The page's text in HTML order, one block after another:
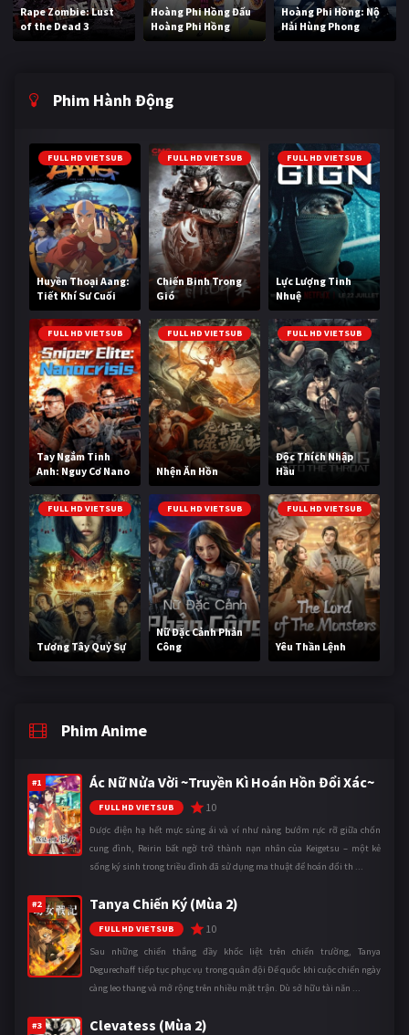
Rape Zombie: Lust
of the Dead 3
Hoàng Phi Hồng Đấu
Hoàng Phi Hồng
Hoàng Phi Hồng: Nộ
Hải Hùng Phong
Phim Hành Động
FULL HD VIETSUB
Huyền Thoại Aang:
Tiết Khí Sư Cuối
Cùng
FULL HD VIETSUB
Chiến Binh Trong
Gió
FULL HD VIETSUB
Lực Lượng Tinh
Nhuệ
FULL HD VIETSUB
Tay Ngắm Tinh
Anh: Nguy Cơ Nano
FULL HD VIETSUB
Nhện Ăn Hồn
FULL HD VIETSUB
Độc Thích Nhập
Hầu
FULL HD VIETSUB
Tương Tây Quỷ Sự
FULL HD VIETSUB
Nữ Đặc Cảnh Phản
Công
FULL HD VIETSUB
Yêu Thần Lệnh
Phim Anime
#1 Ác Nữ Nửa Vời ~Truyền Kì Hoán Hồn Đổi Xác~
FULL HD VIETSUB 10
Được điện hạ hết mực sủng ái và ví như nàng bướm rực rỡ giữa chốn
cung đình, Reirin bất ngờ trở thành nạn nhân của Keigetsu – một kẻ
sống ký sinh trong triều đình đã sử dụng ma thuật để hoán đổi th ...
#2 Tanya Chiến Ký (Mùa 2)
FULL HD VIETSUB 10
Sau những chiến thắng đầy khốc liệt trên chiến trường, Tanya
Degurechaff tiếp tục phục vụ trong quân đội Đế quốc khi cuộc chiến ngày
càng leo thang và mở rộng trên nhiều mặt trận. Dù sở hữu tài năn ...
#3 Clevatess (Mùa 2)